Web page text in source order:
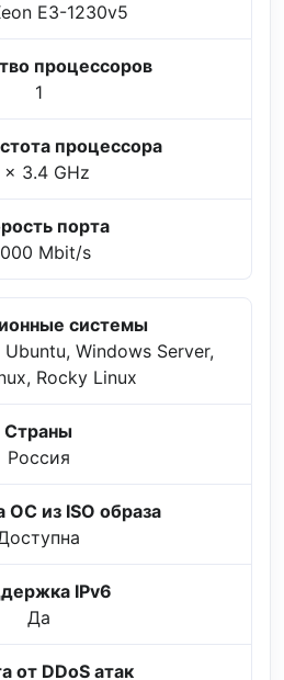
E3-1230v5
процессоров
1
процессора
x 3.4 GHz
порта
Mbit/s
системы
Ubuntu, Windows Server,
Rocky Linux
Страны
Россия
ОС из ISO образа
IPv6
Да
от DDoS атак